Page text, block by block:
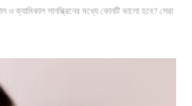
ও ক্যামিকাল সানস্ক্রিনের মধ্যে কোনটি ভালো হবে? সেরা